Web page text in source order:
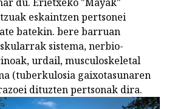
eskaintzen pertsonei
batekin. bere barruan
sistema, nerbio-
urdail, musculoskeletal
(tuberkulosia gaixotasunaren
dituzten pertsonak dira.